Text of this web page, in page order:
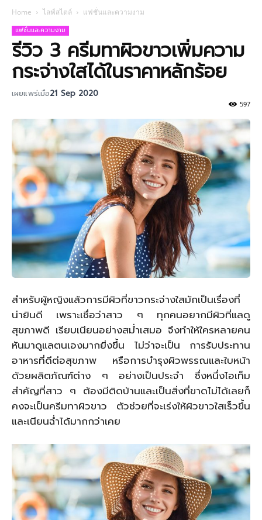
Home ไลฟ์สไตล์ แฟชั่นและความงาม
แฟชั่นและความงาม
รีวิว 3 ครีมทาผิวขาวเพิ่มความ
กระจ่างใสได้ในราคาหลักร้อย
เผยแพร่เมื่อ21 Sep 2020
597
สำหรับผู้หญิงแล้วการมีผิวที่ขาวกระจ่างใสมักเป็นเรื่องที่
น่ายินดี เพราะเชื่อว่าสาว ๆ ทุกคนอยากมีผิวที่แลดู
สุขภาพดี เรียบเนียนอย่างสม่ำเสมอ จึงทำให้ใครหลายคน
หันมาดูแลตนเองมากยิ่งขึ้น ไม่ว่าจะเป็น การรับประทาน
อาหารที่ดีต่อสุขภาพ หรือการบำรุงผิวพรรณและใบหน้า
ด้วยผลิตภัณฑ์ต่าง ๆ อย่างเป็นประจำ ซึ่งหนึ่งไอเท็ม
สำคัญที่สาว ๆ ต้องมีติดบ้านและเป็นสิ่งที่ขาดไม่ได้เลยก็
คงจะเป็นครีมทาผิวขาว ตัวช่วยที่จะเร่งให้ผิวขาวใสเร็วขึ้น
และเนียนฉ่ำได้มากกว่าเคย